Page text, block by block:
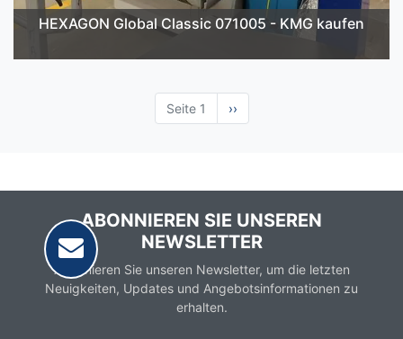
HEXAGON Global Classic 071005 - KMG kaufen
Seite 1
Nächste
Seite
››
ABONNIEREN SIE UNSEREN
NEWSLETTER
Abonnieren Sie unseren Newsletter, um die letzten
Neuigkeiten, Updates und Angebotsinformationen zu
erhalten.